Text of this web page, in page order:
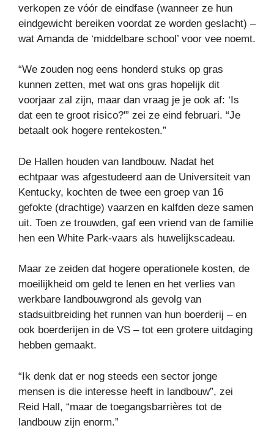
verkopen ze vóór de eindfase (wanneer ze hun
eindgewicht bereiken voordat ze worden geslacht) –
wat Amanda de ‘middelbare school’ voor vee noemt.
“We zouden nog eens honderd stuks op gras
kunnen zetten, met wat ons gras hopelijk dit
voorjaar zal zijn, maar dan vraag je je ook af: ‘Is
dat een te groot risico?'” zei ze eind februari. “Je
betaalt ook hogere rentekosten.”
De Hallen houden van landbouw. Nadat het
echtpaar was afgestudeerd aan de Universiteit van
Kentucky, kochten de twee een groep van 16
gefokte (drachtige) vaarzen en kalfden deze samen
uit. Toen ze trouwden, gaf een vriend van de familie
hen een White Park-vaars als huwelijkscadeau.
Maar ze zeiden dat hogere operationele kosten, de
moeilijkheid om geld te lenen en het verlies van
werkbare landbouwgrond als gevolg van
stadsuitbreiding het runnen van hun boerderij – en
ook boerderijen in de VS – tot een grotere uitdaging
hebben gemaakt.
“Ik denk dat er nog steeds een sector jonge
mensen is die interesse heeft in landbouw”, zei
Reid Hall, “maar de toegangsbarrières tot de
landbouw zijn enorm.”